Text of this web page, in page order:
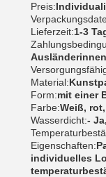
Preis:
Lieferzeit:1-3
Ausländerinnen
Material:
Form:mit einer
Farbe:Weiß,
Wasserdicht:-
Eigenschaften:
individuelles